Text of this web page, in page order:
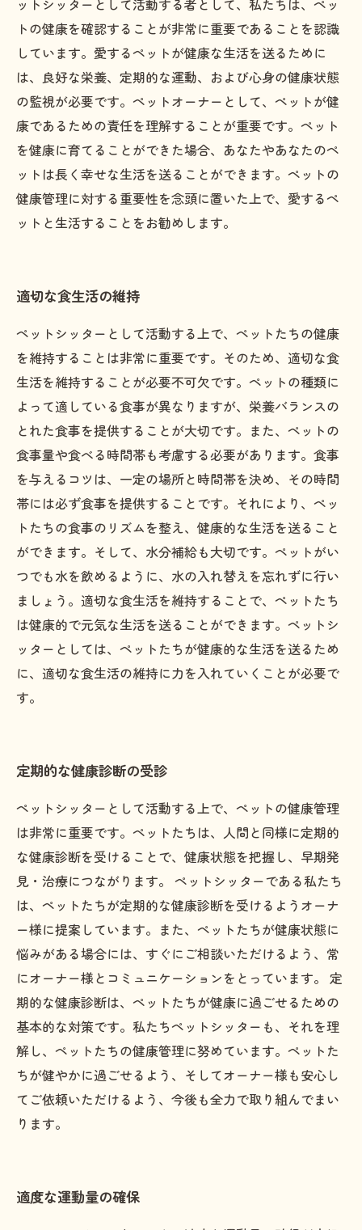
ットシッターとして活動する者として、私たちは、ペッ
トの健康を確認することが非常に重要であることを認識
しています。愛するペットが健康な生活を送るために
は、良好な栄養、定期的な運動、および心身の健康状態
の監視が必要です。ペットオーナーとして、ペットが健
康であるための責任を理解することが重要です。ペット
を健康に育てることができた場合、あなたやあなたのペ
ットは長く幸せな生活を送ることができます。ペットの
健康管理に対する重要性を念頭に置いた上で、愛するペ
ットと生活することをお勧めします。
適切な食生活の維持
ペットシッターとして活動する上で、ペットたちの健康
を維持することは非常に重要です。そのため、適切な食
生活を維持することが必要不可欠です。ペットの種類に
よって適している食事が異なりますが、栄養バランスの
とれた食事を提供することが大切です。また、ペットの
食事量や食べる時間帯も考慮する必要があります。食事
を与えるコツは、一定の場所と時間帯を決め、その時間
帯には必ず食事を提供することです。それにより、ペッ
トたちの食事のリズムを整え、健康的な生活を送ること
ができます。そして、水分補給も大切です。ペットがい
つでも水を飲めるように、水の入れ替えを忘れずに行い
ましょう。適切な食生活を維持することで、ペットたち
は健康的で元気な生活を送ることができます。ペットシ
ッターとしては、ペットたちが健康的な生活を送るため
に、適切な食生活の維持に力を入れていくことが必要で
す。
定期的な健康診断の受診
ペットシッターとして活動する上で、ペットの健康管理
は非常に重要です。ペットたちは、人間と同様に定期的
な健康診断を受けることで、健康状態を把握し、早期発
見・治療につながります。 ペットシッターである私たち
は、ペットたちが定期的な健康診断を受けるようオーナ
ー様に提案しています。また、ペットたちが健康状態に
悩みがある場合には、すぐにご相談いただけるよう、常
にオーナー様とコミュニケーションをとっています。 定
期的な健康診断は、ペットたちが健康に過ごせるための
基本的な対策です。私たちペットシッターも、それを理
解し、ペットたちの健康管理に努めています。ペットた
ちが健やかに過ごせるよう、そしてオーナー様も安心し
てご依頼いただけるよう、今後も全力で取り組んでまい
ります。
適度な運動量の確保